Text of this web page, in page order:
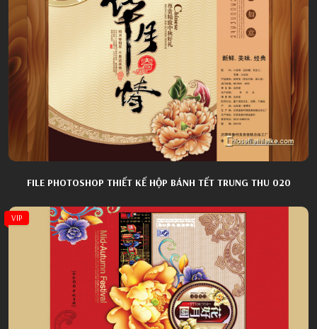
FILE PHOTOSHOP THIẾT KẾ HỘP BÁNH TẾT TRUNG THU 020
VIP